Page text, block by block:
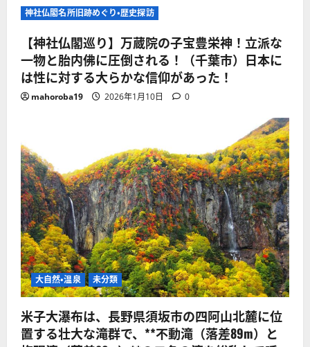
神社仏閣名所旧跡めぐり・歴史探訪
【神社仏閣巡り】万蔵院の子宝豊栄神！立派な
一物と胎内佛に圧倒される！（千葉市）日本に
は性に対する大らかな信仰があった！
mahoroba19 2026年1月10日 0
大自然・温泉 未分類
米子大瀑布は、長野県須坂市の四阿山北麓に位
置する壮大な滝群で、**不動滝（落差89m）と